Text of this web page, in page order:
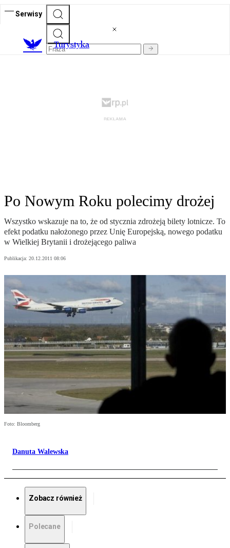
Serwisy
Turystyka
Po Nowym Roku polecimy drożej
Wszystko wskazuje na to, że od stycznia zdrożeją bilety lotnicze. To
efekt podatku nałożonego przez Unię Europejską, nowego podatku
w Wielkiej Brytanii i drożejącego paliwa
Publikacja: 20.12.2011 08:06
Foto: Bloomberg
Danuta Walewska
Zobacz również
Polecane